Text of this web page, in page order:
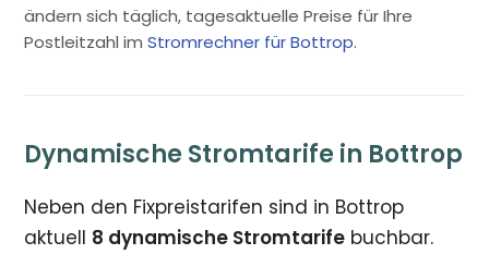
ändern sich täglich, tagesaktuelle Preise für Ihre
Postleitzahl imStromrechner für Bottrop.
Dynamische Stromtarife in Bottrop
Neben den Fixpreistarifen sind in Bottrop
aktuell 8 dynamische Stromtarife buchbar.